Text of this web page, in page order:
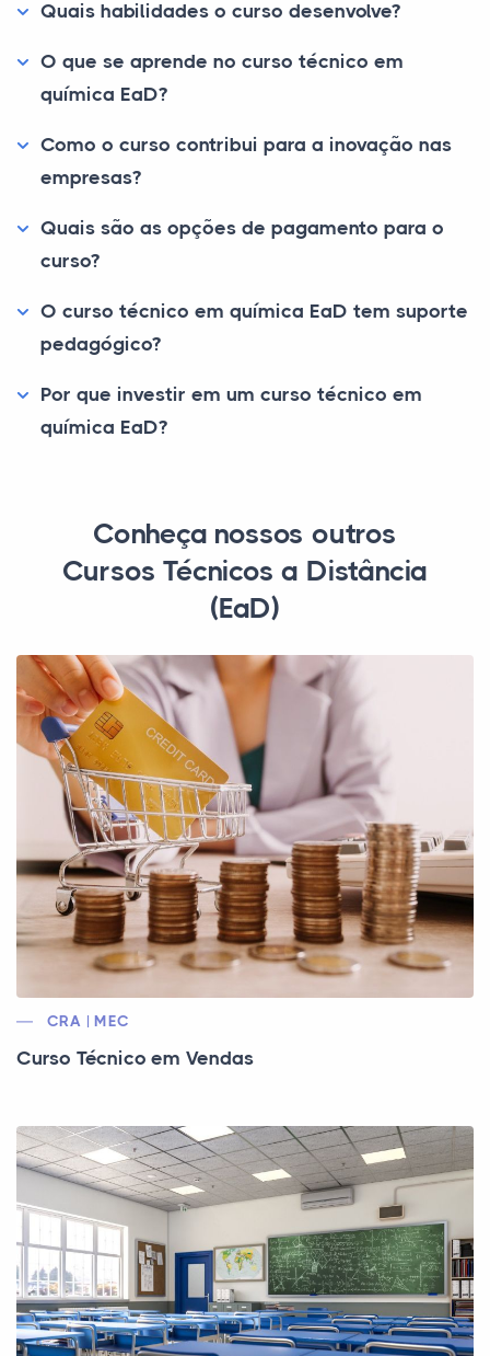
Quais habilidades o curso desenvolve?
O que se aprende no curso técnico em
química EaD?
Como o curso contribui para a inovação nas
empresas?
Quais são as opções de pagamento para o
curso?
O curso técnico em química EaD tem suporte
pedagógico?
Por que investir em um curso técnico em
química EaD?
Conheça nossos outros
Cursos Técnicos a Distância
(EaD)
CRA | MEC
Curso Técnico em Vendas